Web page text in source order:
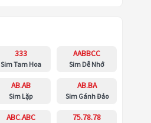
333
Sim Tam Hoa
AABBCC
Sim Dễ Nhớ
AB.AB
Sim Lặp
AB.BA
Sim Gánh Đảo
ABC.ABC 75.78.78